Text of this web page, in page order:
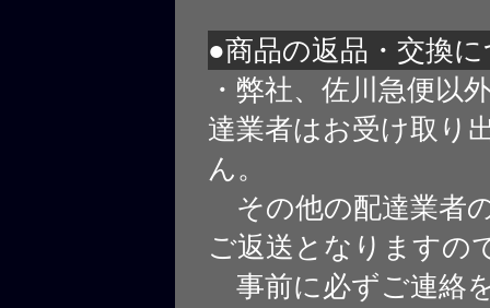
●商品の返品・交換
・弊社、佐川急便以
達業者はお受け取り
ん。
その他の配達業者
ご返送となりますの
事前に必ずご連絡